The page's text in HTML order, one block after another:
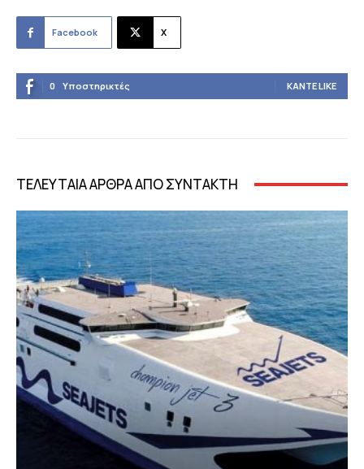
Facebook X
0 Υποστηρικτές ΚΆΝΤΕ LIKE
ΤΕΛΕΥΤΑΙΑ ΑΡΘΡΑ ΑΠΟ ΣΥΝΤΑΚΤΗ